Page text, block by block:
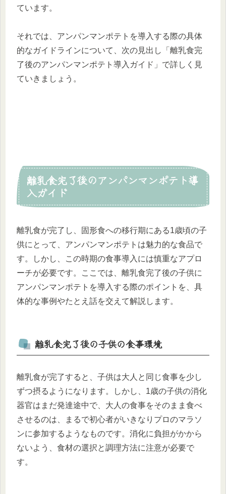
ています。
それでは、アンパンマンポテトを導入する際の具体
的なガイドラインについて、次の見出し「離乳食完
了後のアンパンマンポテト導入ガイド」で詳しく見
ていきましょう。
離乳食完了後のアンパンマンポテト導
入ガイド
離乳食が完了し、固形食への移行期にある1歳頃の子
供にとって、アンパンマンポテトは魅力的な食品で
す。しかし、この時期の食事導入には慎重なアプロ
ーチが必要です。ここでは、離乳食完了後の子供に
アンパンマンポテトを導入する際のポイントを、具
体的な事例やたとえ話を交えて解説します。
離乳食完了後の子供の食事環境
離乳食が完了すると、子供は大人と同じ食事を少し
ずつ摂るようになります。しかし、1歳の子供の消化
器官はまだ発達途中で、大人の食事をそのまま食べ
させるのは、まるで初心者がいきなりプロのマラソ
ンに参加するようなものです。消化に負担がかから
ないよう、食材の選択と調理方法に注意が必要で
す。